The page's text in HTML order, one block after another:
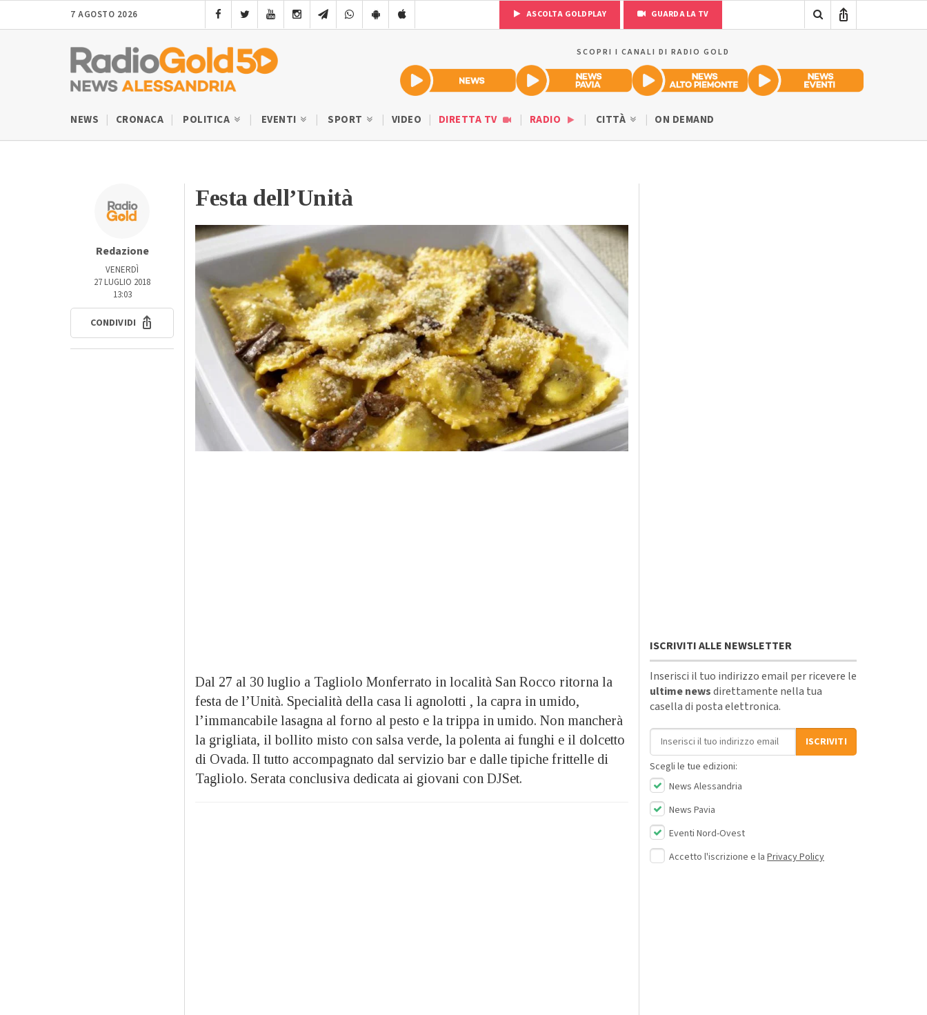
7 AGOSTO 2026 ASCOLTA GOLDPLAY GUARDA LA TV
SCOPRI I CANALI DI RADIO GOLD
NEWS CRONACA POLITICA EVENTI SPORT VIDEO DIRETTA TV RADIO CITTÀ ON DEMAND
Redazione
VENERDÌ
27 LUGLIO 2018
13:03
CONDIVIDI
Festa dell’Unità
Dal 27 al 30 luglio a Tagliolo Monferrato in località San Rocco ritorna la
festa de l’Unità. Specialità della casa li agnolotti , la capra in umido,
l’immancabile lasagna al forno al pesto e la trippa in umido. Non mancherà
la grigliata, il bollito misto con salsa verde, la polenta ai funghi e il dolcetto
di Ovada. Il tutto accompagnato dal servizio bar e dalle tipiche frittelle di
Tagliolo. Serata conclusiva dedicata ai giovani con DJSet.
ISCRIVITI ALLE NEWSLETTER
Inserisci il tuo indirizzo email per ricevere le
ultime newsdirettamente nella tua
casella di posta elettronica.
Indirizzo email
ISCRIVITI
Scegli le tue edizioni:
News Alessandria
News Pavia
Eventi Nord-Ovest
Accetto l'iscrizione e la Privacy Policy